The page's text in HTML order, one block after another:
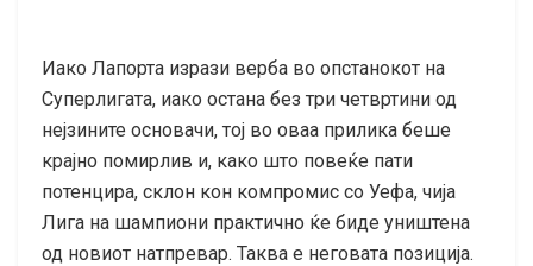
Иако Лапорта изрази верба во опстанокот на
Суперлигата, иако остана без три четвртини од
нејзините основачи, тој во оваа прилика беше
крајно помирлив и, како што повеќе пати
потенцира, склон кон компромис со Уефа, чија
Лига на шампиони практично ќе биде уништена
од новиот натпревар. Таква е неговата позиција.